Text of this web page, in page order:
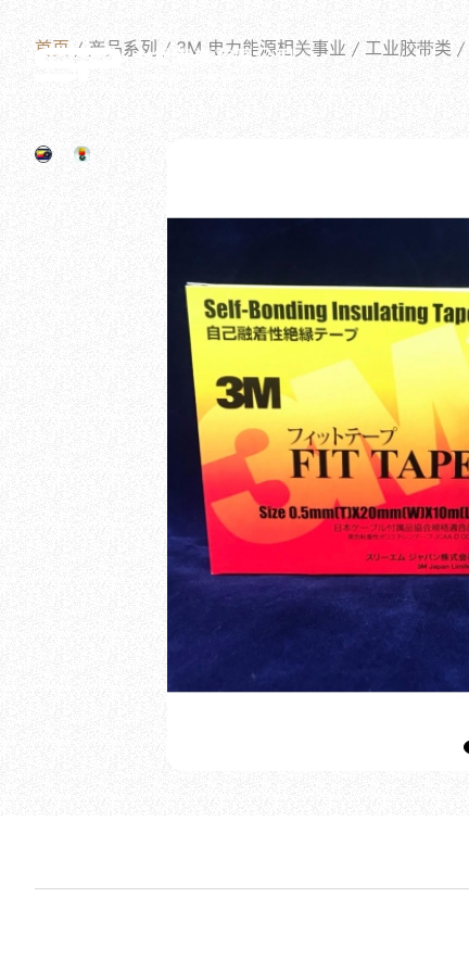
首页 产品系列 3M 电力能源相关事业 工业胶带类